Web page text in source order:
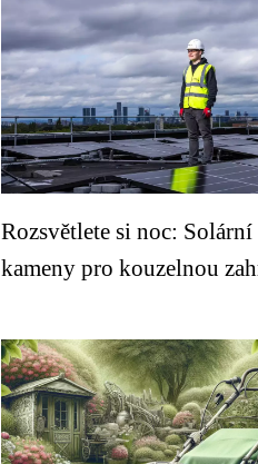
Rozsvětlete si noc: Solární
kameny pro kouzelnou